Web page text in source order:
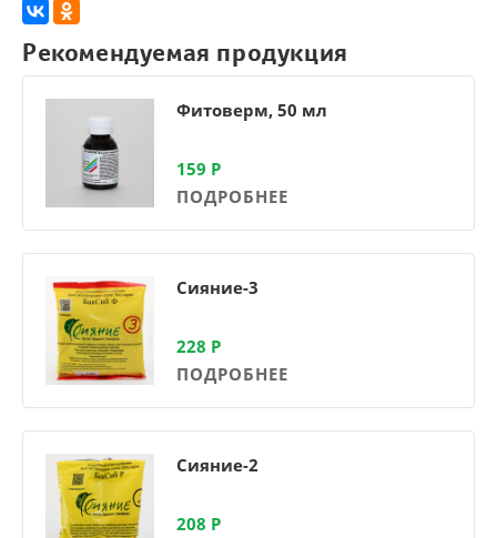
Рекомендуемая продукция
Фитоверм, 50 мл
159 Р
ПОДРОБНЕЕ
Сияние-3
228 Р
ПОДРОБНЕЕ
Сияние-2
208 Р